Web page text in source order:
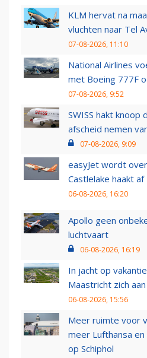
KLM hervat na
vluchten naar Tel
07-08-2026, 11:10
National Airlines
met Boeing 777F
07-08-2026, 9:52
SWISS hakt knoop
afscheid nemen
07-08-2026, 9:09
easyJet wordt
Castlelake haakt af
06-08-2026, 16:20
Apollo geen
luchtvaart
06-08-2026, 16:19
In jacht op
Maastricht zich
06-08-2026, 15:56
Meer ruimte voor
meer Lufthansa
op Schiphol